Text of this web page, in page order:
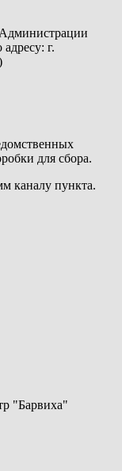
г.
для сбора.
каналу пункта.
"Барвиха"